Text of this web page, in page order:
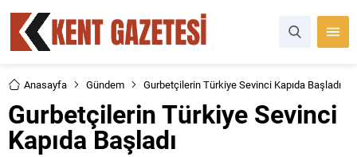
Anasayfa Gündem Gurbetçilerin Türkiye Sevinci Kapıda Başladı
Gurbetçilerin Türkiye Sevinci
Kapıda Başladı